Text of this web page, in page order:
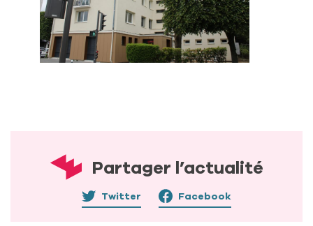
Partager l’actualité
Twitter Facebook